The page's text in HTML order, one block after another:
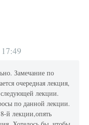
Замечание по
очередная лекция,
следующей лекции.
по данной лекции.
й лекции,опять